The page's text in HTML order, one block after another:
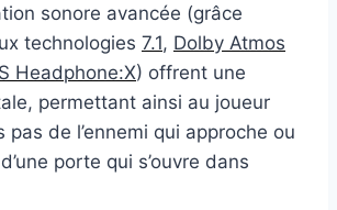
sonore avancée (grâce
technologies 7.1, Dolby Atmos
Headphone:X) offrent une
permettant ainsi au joueur
pas de l’ennemi qui approche ou
porte qui s’ouvre dans